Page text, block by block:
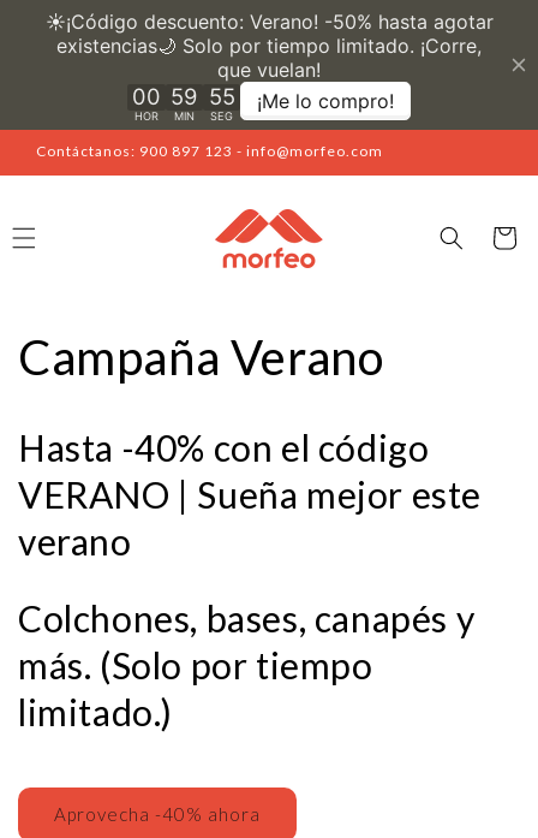
directamente
al contenido
Contáctanos: 900 897 123 - info@morfeo.com
Carrito
Campaña Verano
Hasta -40% con el código
VERANO | Sueña mejor este
verano
Colchones, bases, canapés y
más. (Solo por tiempo
limitado.)
Aprovecha -40% ahora